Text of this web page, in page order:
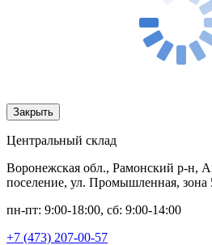
Закрыть
Центральный склад
Воронежская обл., Рамонский р-н,
поселение, ул. Промышленная, зона
пн-пт: 9:00-18:00, сб: 9:00-14:00
+7 (473) 207-00-57